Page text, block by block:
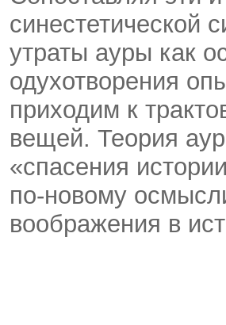
синестетической
утраты ауры как
одухотворения
приходим к
вещей. Теория
«спасения
по-новому
воображения в